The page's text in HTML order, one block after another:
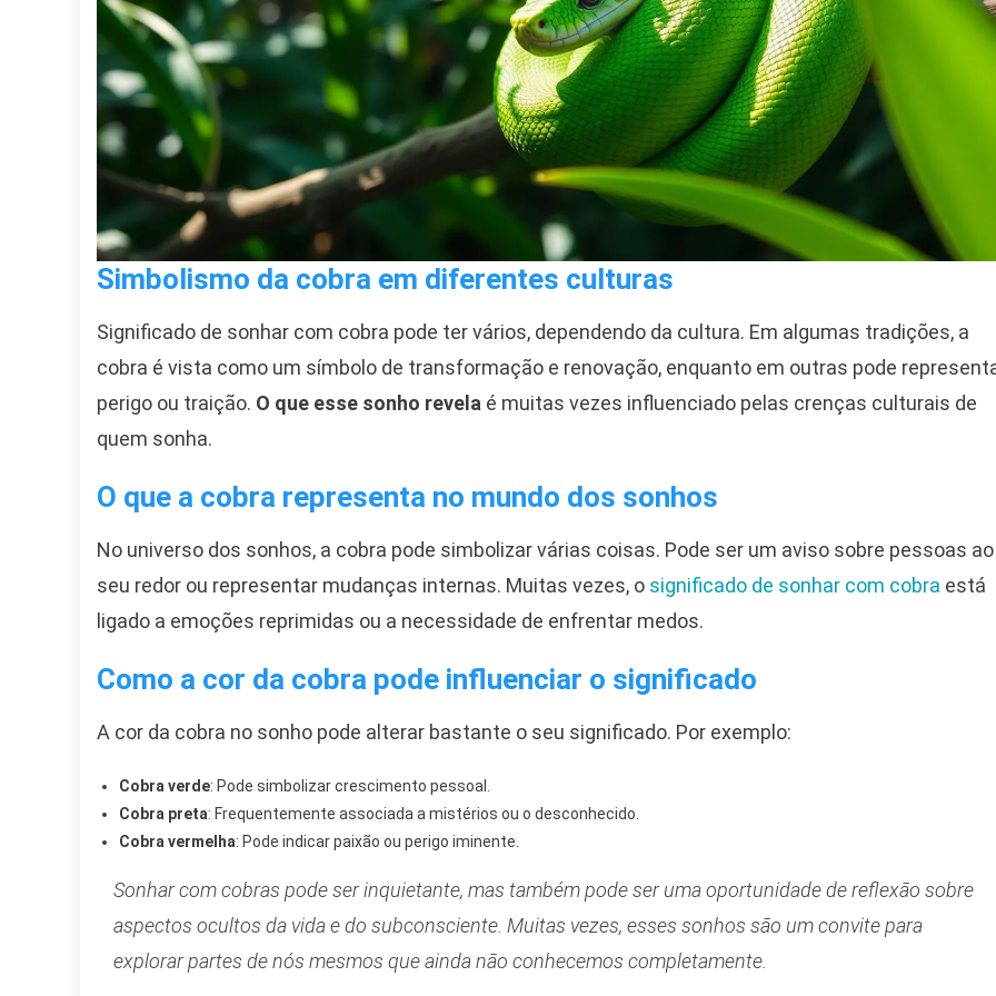
Simbolismo da cobra em diferentes culturas
Significado de sonhar com cobra pode ter vários, dependendo da cultura. Em algumas tradições, a
cobra é vista como um símbolo de transformação e renovação, enquanto em outras pode
perigo ou traição. O que esse sonho revela é muitas vezes influenciado pelas crenças culturais de
quem sonha.
O que a cobra representa no mundo dos sonhos
No universo dos sonhos, a cobra pode simbolizar várias coisas. Pode ser um aviso sobre pessoas ao
seu redor ou representar mudanças internas. Muitas vezes, o significado de sonhar com cobra está
ligado a emoções reprimidas ou a necessidade de enfrentar medos.
Como a cor da cobra pode influenciar o significado
A cor da cobra no sonho pode alterar bastante o seu significado. Por exemplo:
Cobra verde: Pode simbolizar crescimento pessoal.
Cobra preta: Frequentemente associada a mistérios ou o desconhecido.
Cobra vermelha: Pode indicar paixão ou perigo iminente.
Sonhar com cobras pode ser inquietante, mas também pode ser uma oportunidade de reflexão sobre
aspectos ocultos da vida e do subconsciente. Muitas vezes, esses sonhos são um convite para
explorar partes de nós mesmos que ainda não conhecemos completamente.